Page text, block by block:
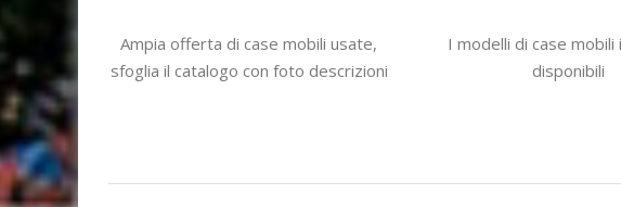
Ampia offerta di case mobili usate,
sfoglia il catalogo con foto descrizioni
I modelli di case mobili
disponibili